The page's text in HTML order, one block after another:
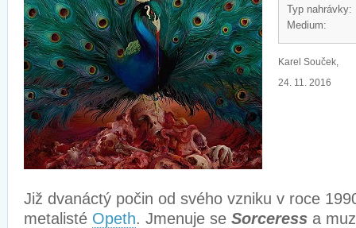
Typ nahrávky:
Medium:
Karel Souček,
24. 11. 2016
Již dvanáctý počin od svého vzniku v roce
metalisté Opeth. Jmenuje se Sorceress a